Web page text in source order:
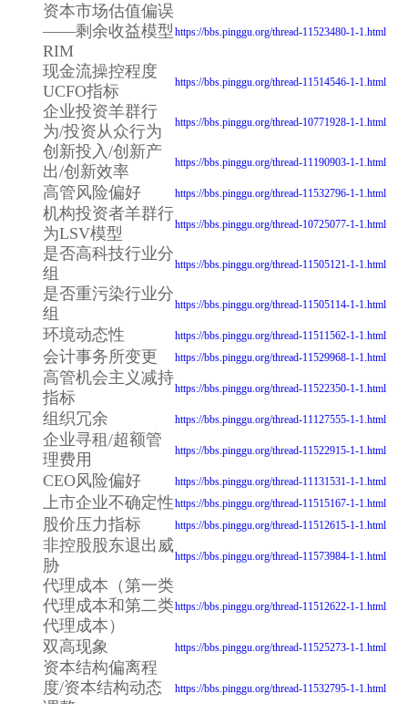
资本市场估值偏误
——剩余收益模型
RIM
https://bbs.pinggu.org/thread-11523480-1-1.html
现金流操控程度
UCFO指标
https://bbs.pinggu.org/thread-11514546-1-1.html
企业投资羊群行
为/投资从众行为
https://bbs.pinggu.org/thread-10771928-1-1.html
创新投入/创新产
出/创新效率
https://bbs.pinggu.org/thread-11190903-1-1.html
高管风险偏好 https://bbs.pinggu.org/thread-11532796-1-1.html
机构投资者羊群行
为LSV模型
https://bbs.pinggu.org/thread-10725077-1-1.html
是否高科技行业分
组
https://bbs.pinggu.org/thread-11505121-1-1.html
是否重污染行业分
组
https://bbs.pinggu.org/thread-11505114-1-1.html
环境动态性 https://bbs.pinggu.org/thread-11511562-1-1.html
会计事务所变更 https://bbs.pinggu.org/thread-11529968-1-1.html
高管机会主义减持
指标
https://bbs.pinggu.org/thread-11522350-1-1.html
组织冗余 https://bbs.pinggu.org/thread-11127555-1-1.html
企业寻租/超额管
理费用
https://bbs.pinggu.org/thread-11522915-1-1.html
CEO风险偏好 https://bbs.pinggu.org/thread-11131531-1-1.html
上市企业不确定性https://bbs.pinggu.org/thread-11515167-1-1.html
股价压力指标 https://bbs.pinggu.org/thread-11512615-1-1.html
非控股股东退出威
胁
https://bbs.pinggu.org/thread-11573984-1-1.html
代理成本（第一类
代理成本和第二类
代理成本）
https://bbs.pinggu.org/thread-11512622-1-1.html
双高现象 https://bbs.pinggu.org/thread-11525273-1-1.html
资本结构偏离程
度/资本结构动态
https://bbs.pinggu.org/thread-11532795-1-1.html